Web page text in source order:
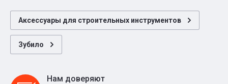
Аксессуары для строительных инструментов
Зубило
Нам доверяют